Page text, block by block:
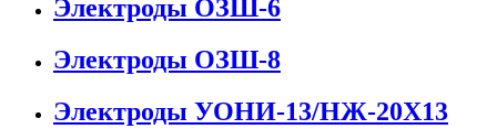
Электроды ОЗШ-6
Электроды ОЗШ-8
Электроды УОНИ-13/НЖ-20Х13